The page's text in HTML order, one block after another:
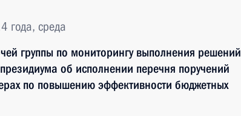
года, среда
группы по мониторингу выполнения решений
об исполнении перечня поручений
по повышению эффективности бюджетных